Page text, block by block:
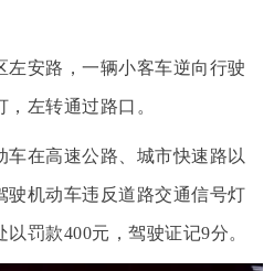
安路，一辆小客车逆向行驶
左转通过路口。
在高速公路、城市快速路以
驶机动车违反道路交通信号灯
罚款400元，驾驶证记9分。